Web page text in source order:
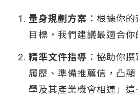
量身規劃方案 ：根據你
目標，我們建議最適合你
精準文件指導 ：協助你
履歷、準備推薦信，凸
學及其產業機會相連」這